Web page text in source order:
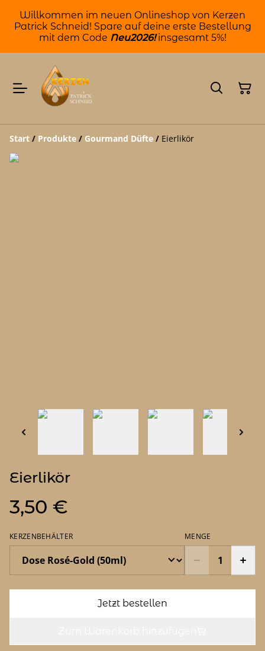
Willkommen im neuen Onlineshop von Kerzen
Patrick Schneid! Spare auf deine erste Bestellung
mit dem Code Neu2026!insgesamt 5%!
Start / Produkte / Gourmand Düfte / Eierlikör
Eierlikör
3,50 €
KERZENBEHÄLTER MENGE
Jetzt bestellen